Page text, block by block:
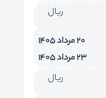
ریال
20 مرداد 1405
23 مرداد 1405
ریال